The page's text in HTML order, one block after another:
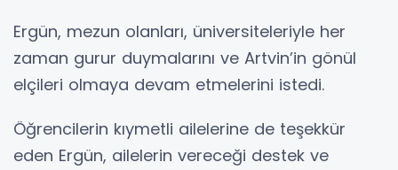
Ergün, mezun olanları, üniversiteleriyle her
zaman gurur duymalarını ve Artvin’in gönül
elçileri olmaya devam etmelerini istedi.
Öğrencilerin kıymetli ailelerine de teşekkür
eden Ergün, ailelerin vereceği destek ve